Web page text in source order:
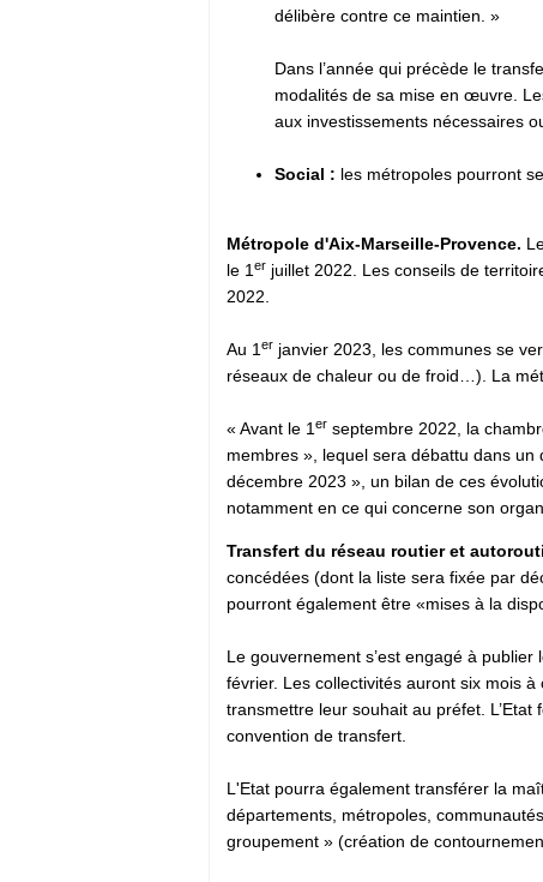
délibère contre ce maintien. »
Dans l’année qui précède le
modalités de sa mise en œuvre.
aux investissements nécessaires
Social : les métropoles pourront
Métropole d'Aix-Marseille-Provence.
le 1 er juillet 2022. Les conseils de
2022.
Au 1 er janvier 2023, les communes se
réseaux de chaleur ou de froid…). La
« Avant le 1 er septembre 2022, la
membres », lequel sera débattu dans un
décembre 2023 », un bilan de ces
notamment en ce qui concerne son
Transfert du réseau routier et
concédées (dont la liste sera fixée par
pourront également être «mises à la
Le gouvernement s’est engagé à
février. Les collectivités auront six mois
transmettre leur souhait au préfet.
convention de transfert.
L'Etat pourra également transférer la
départements, métropoles,
groupement » (création de